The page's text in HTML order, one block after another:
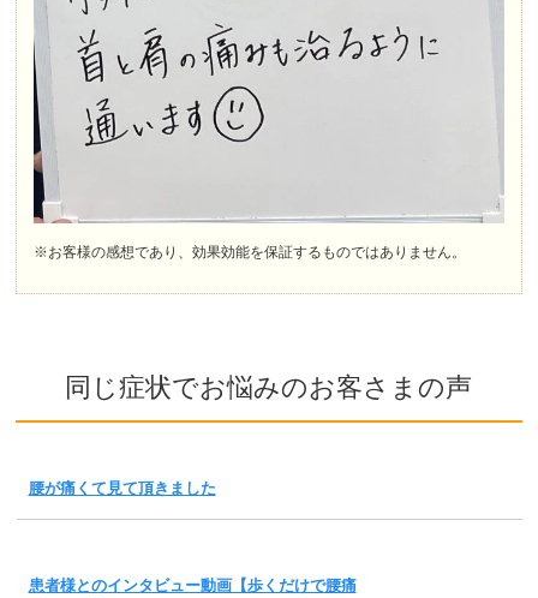
※お客様の感想であり、効果効能を保証するものではありません。
同じ症状でお悩みのお客さまの声
腰が痛くて見て頂きました
患者様とのインタビュー動画【歩くだけで腰痛